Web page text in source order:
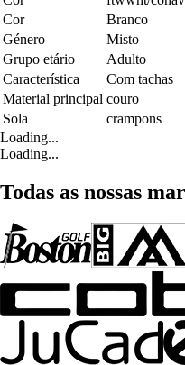
Cor
Branco
Género
Misto
Grupo etário
Adulto
Característica
Com tachas
Material principal couro
Sola
crampons
Loading...
Loading...
Todas as nossas